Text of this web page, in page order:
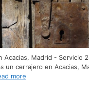
Acacias, Madrid - Servicio
un cerrajero en Acacias,
more